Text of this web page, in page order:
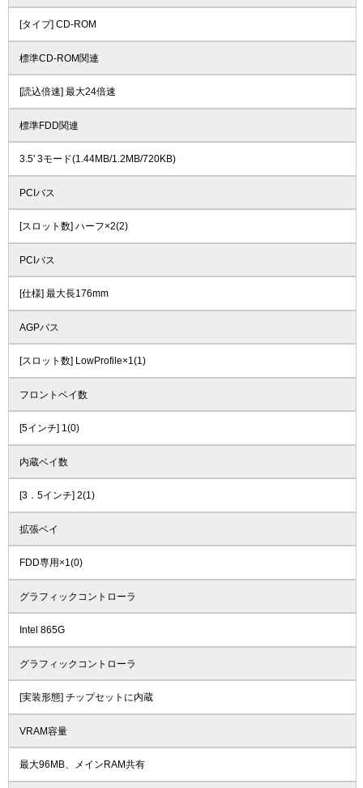
[タイプ] CD-ROM
標準CD-ROM関連
[読込倍速] 最大24倍速
標準FDD関連
3.5' 3モード(1.44MB/1.2MB/720KB)
PCIバス
[スロット数] ハーフ×2(2)
PCIバス
[仕様] 最大長176mm
AGPバス
[スロット数] LowProfile×1(1)
フロントベイ数
[5インチ] 1(0)
内蔵ベイ数
[3．5インチ] 2(1)
拡張ベイ
FDD専用×1(0)
グラフィックコントローラ
Intel 865G
グラフィックコントローラ
[実装形態] チップセットに内蔵
VRAM容量
最大96MB、メインRAM共有